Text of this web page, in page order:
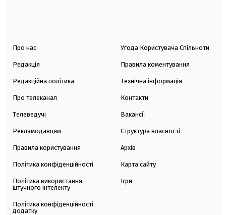
Про нас
Редакція
Редакційна політика
Про телеканал
Телеведучі
Рекламодавцям
Правила користування
Політика конфіденційності
Політика використання
штучного інтелекту
Політика конфіденційності
додатку
Угода Користувача Спільноти
Правила коментування
Технічна інформація
Контакти
Вакансії
Структура власності
Архів
Карта сайту
Ігри